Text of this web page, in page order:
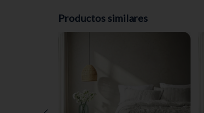
Productos similares